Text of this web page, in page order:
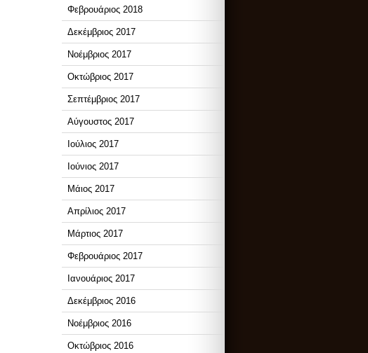
Φεβρουάριος 2018
Δεκέμβριος 2017
Νοέμβριος 2017
Οκτώβριος 2017
Σεπτέμβριος 2017
Αύγουστος 2017
Ιούλιος 2017
Ιούνιος 2017
Μάιος 2017
Απρίλιος 2017
Μάρτιος 2017
Φεβρουάριος 2017
Ιανουάριος 2017
Δεκέμβριος 2016
Νοέμβριος 2016
Οκτώβριος 2016